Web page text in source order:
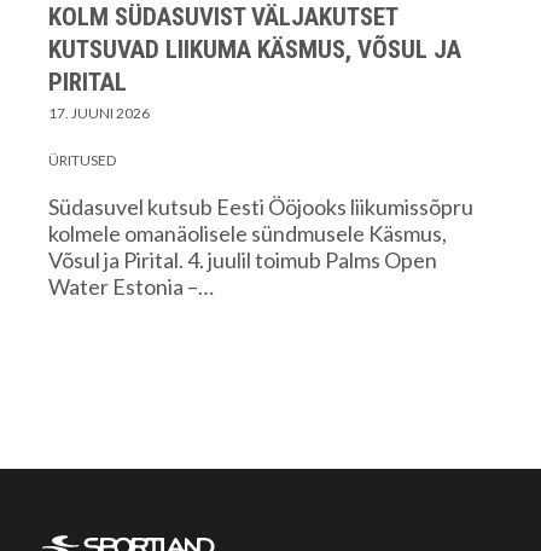
KOLM SÜDASUVIST VÄLJAKUTSET
KUTSUVAD LIIKUMA KÄSMUS, VÕSUL JA
PIRITAL
17. JUUNI 2026
ÜRITUSED
Südasuvel kutsub Eesti Ööjooks liikumissõpru
kolmele omanäolisele sündmusele Käsmus,
Võsul ja Pirital. 4. juulil toimub Palms Open
Water Estonia –…